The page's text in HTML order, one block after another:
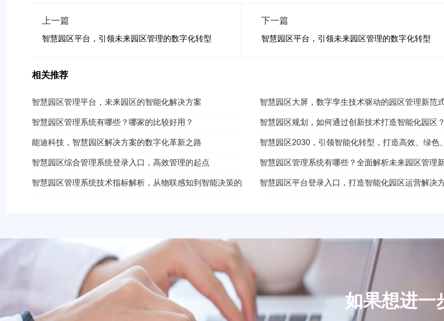
上一篇
智慧园区平台，引领未来园区管理的数字化转型
下一篇
智慧园区平台，引领未来园区管理的数字化转型
相关推荐
智慧园区管理平台，未来园区的智能化解决方案 智慧园区大屏，数字孪生技术驱动的园区管理新范
智慧园区管理系统有哪些？哪家的比较好用？ 智慧园区规划，如何通过创新技术打造智能化园区？
能迪科技，智慧园区解决方案的数字化革新之路 智慧园区2030，引领智能化转型，打造高效、绿色
智慧园区综合管理系统登录入口，高效管理的起点 智慧园区管理系统有哪些？全面解析未来园区管理
智慧园区管理系统技术指标解析，从物联感知到智能决策的六大核心技术体系智慧园区平台登录入口，打造智能化园区运营解决
如果想进一